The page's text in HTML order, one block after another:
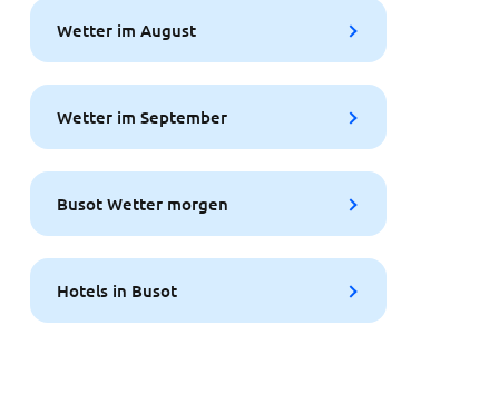
Wetter im August
Wetter im September
Busot Wetter morgen
Hotels in Busot